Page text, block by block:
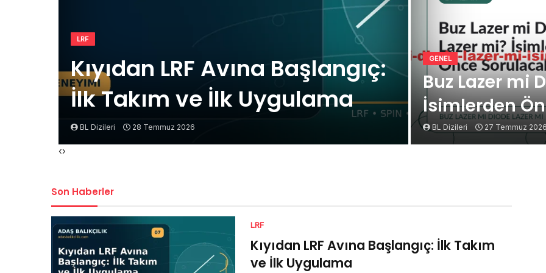
LRF
Kıyıdan LRF Avına Başlangıç:
İlk Takım ve İlk Uygulama
BL Dizileri 28 Temmuz 2026
GENEL
Buz Lazer mi
İsimlerden
BL Dizileri 27 Temmuz 2026
‹›
Son Haberler
LRF
Kıyıdan LRF Avına Başlangıç: İlk Takım
ve İlk Uygulama